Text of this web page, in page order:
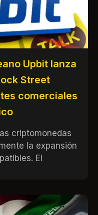
Upbit lanza
Street
comerciales
criptomonedas
la expansión
El